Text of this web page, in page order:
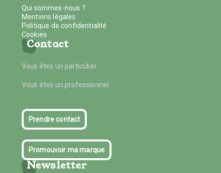
Qui sommes-nous ?
Mentions légales
Politique de confidentialité
Cookies
Contact
Vous êtes un particulier
Vous êtes un professionnel
Prendre contact
Promouvoir ma marque
Newsletter